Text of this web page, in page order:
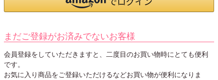
まだご登録がお済みでないお客様
会員登録をしていただきますと、二度目のお買い物時にとても便利
です。
お気に入り商品をご登録いただけるなどお買い物が便利になりま